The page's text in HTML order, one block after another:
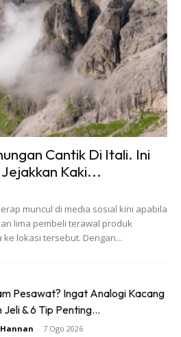
Ke Agra & Kashmir,
saya sebagai backpacker
bercuti ke Turkey pada
winter, saya merangka pula
Kashmir, India mmg dari dulu
, terutama bila saya
Bollywood. Bila tgk cerita
pemandangan bila pelakon
saya sendiri berada di tempat
saya tidak lagi terikat dengan
Cantik Di Itali. Ini
Kaki...
muncul di media sosial kini apabila
lima pembeli terawal produk
lokasi tersebut. Dengan...
Pesawat? Ingat Analogi Kacang
Jeli & 6 Tip Penting...
- 7 Ogo 2026